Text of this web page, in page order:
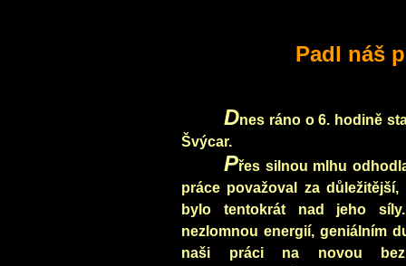
Padl náš
Dnes ráno o 6. hodině
Švýcar.
Přes silnou mlhu
práce považoval za
bylo tentokrát nad jeho
nezlomnou energií, geniálním
naši práci na novou